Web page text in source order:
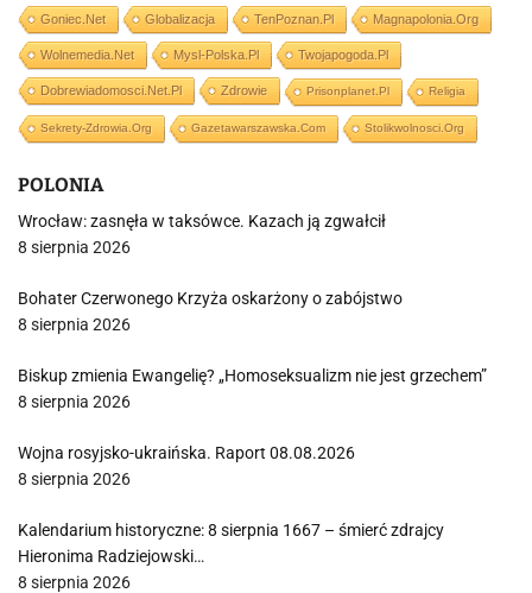
Goniec.net Globalizacja TenPoznan.pl Magnapolonia.org
Wolnemedia.net Mysl-Polska.pl Twojapogoda.pl
Dobrewiadomosci.net.pl Zdrowie Prisonplanet.pl Religia
Sekrety-Zdrowia.org Gazetawarszawska.com Stolikwolnosci.org
POLONIA
Wrocław: zasnęła w taksówce. Kazach ją zgwałcił
8 sierpnia 2026
Bohater Czerwonego Krzyża oskarżony o zabójstwo
8 sierpnia 2026
Biskup zmienia Ewangelię? „Homoseksualizm nie jest grzechem”
8 sierpnia 2026
Wojna rosyjsko-ukraińska. Raport 08.08.2026
8 sierpnia 2026
Kalendarium historyczne: 8 sierpnia 1667 – śmierć zdrajcy
Hieronima Radziejowski…
8 sierpnia 2026